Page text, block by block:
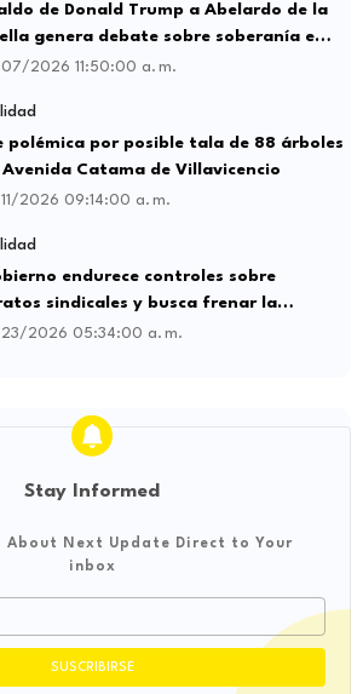
de Donald Trump a Abelardo de la
genera debate sobre soberanía e
internacional
2026 11:50:00 a. m.
polémica por posible tala de 88 árboles
Avenida Catama de Villavicencio
2026 09:14:00 a. m.
endurece controles sobre
sindicales y busca frenar la
laboral ilegal
2026 05:34:00 a. m.
Stay Informed
Next Update Direct to Your
inbox